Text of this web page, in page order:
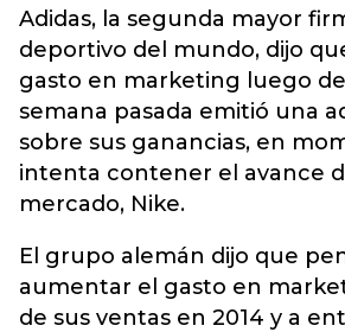
Adidas, la segunda mayor
deportivo del mundo, dijo
gasto en marketing luego
semana pasada emitió una
sobre sus ganancias, en
intenta contener el avance
mercado, Nike.
El grupo alemán dijo que
aumentar el gasto en
de sus ventas en 2014 y a